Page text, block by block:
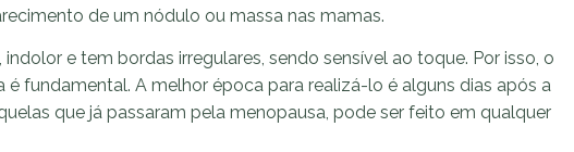
de um nódulo ou massa nas mamas.
indolor e tem bordas irregulares, sendo sensível ao toque. Por isso, o
é fundamental. A melhor época para realizá-lo é alguns dias após a
que já passaram pela menopausa, pode ser feito em qualquer